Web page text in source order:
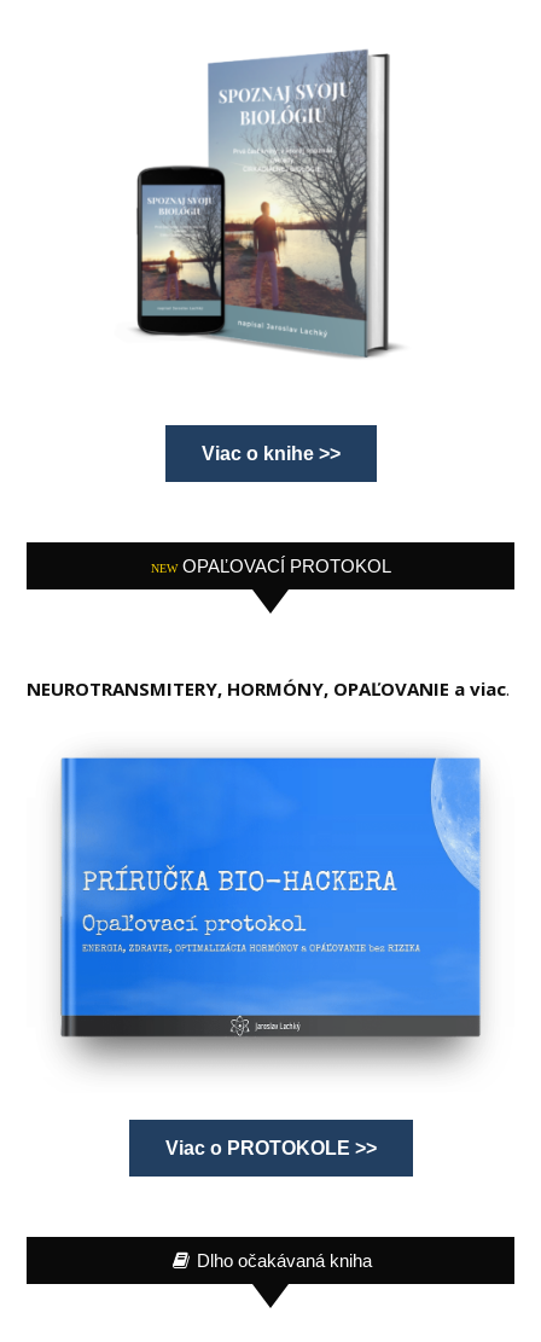
Viac o knihe >>
NEW OPAĽOVACÍ PROTOKOL
NEUROTRANSMITERY, HORMÓNY, OPAĽOVANIE a viac.
Viac o PROTOKOLE >>
Dlho očakávaná kniha